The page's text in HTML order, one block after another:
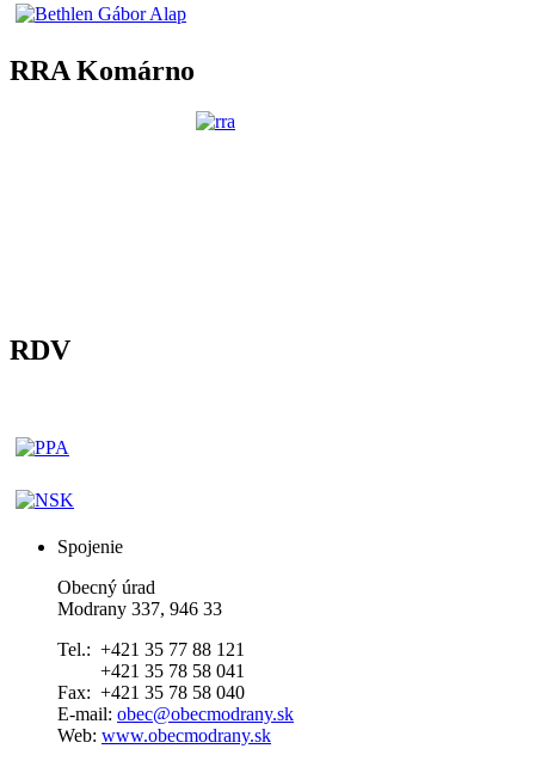
RRA Komárno
RDV
Spojenie
Obecný úrad
Modrany 337, 946 33
Tel.: +421 35 77 88 121
+421 35 78 58 041
Fax: +421 35 78 58 040
E-mail: obec@obecmodrany.sk
Web: www.obecmodrany.sk